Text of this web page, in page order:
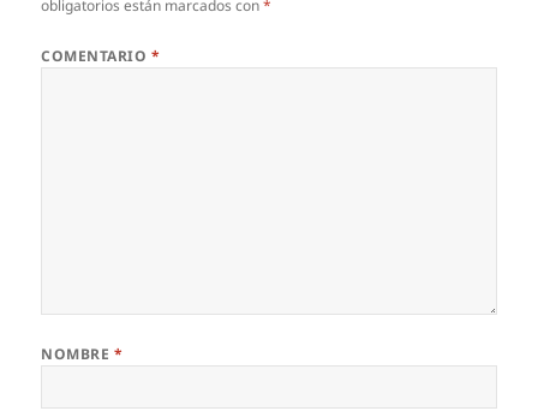
obligatorios están marcados con*
COMENTARIO *
NOMBRE *